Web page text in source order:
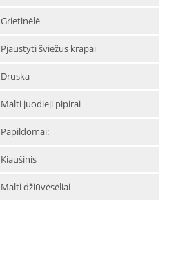
Grietinėlė
Pjaustyti šviežūs krapai
Druska
Malti juodieji pipirai
Papildomai:
Kiaušinis
Malti džiūvėsėliai